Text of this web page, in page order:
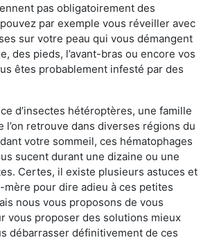
pas obligatoirement des
par exemple vous réveiller avec
sur votre peau qui vous démangent
des pieds, l’avant-bras ou encore vos
êtes probablement infesté par des
d’insectes hétéroptères, une famille
l’on retrouve dans diverses régions du
votre sommeil, ces hématophages
sucent durant une dizaine ou une
Certes, il existe plusieurs astuces et
mère pour dire adieu à ces petites
nous vous proposons de vous
vous proposer des solutions mieux
débarrasser définitivement de ces